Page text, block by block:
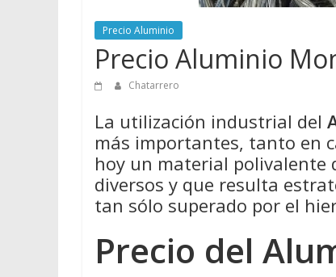
Precio Aluminio
Precio Aluminio
Chatarrero
La utilización industrial del
más importantes, tanto en
hoy un material polivalente
diversos y que resulta
tan sólo superado por el
Precio del